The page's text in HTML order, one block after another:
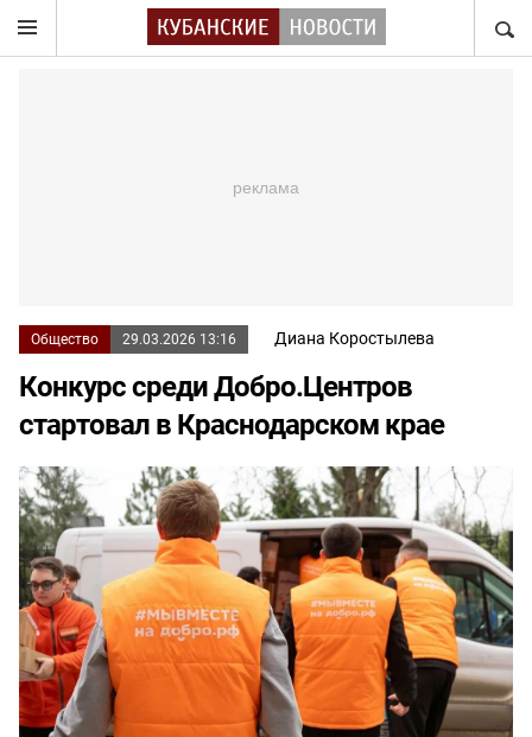
Общество 29.03.2026 13:16 Диана Коростылева
Конкурс среди Добро.Центров
стартовал в Краснодарском крае